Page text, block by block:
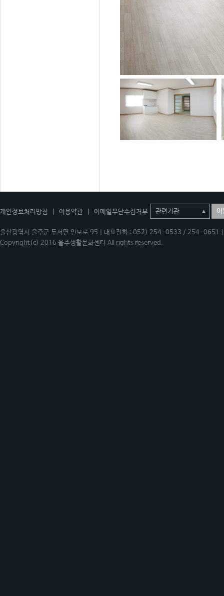
개인정보처리방침 이용약관 이메일무단수집거부 이
울산광역시 울주군 두서면 인보로 95 | 대표전화 : 052) 254-0533 / 254-
Copyright(c) 2016 울주생활문화센터 All rights reserved.